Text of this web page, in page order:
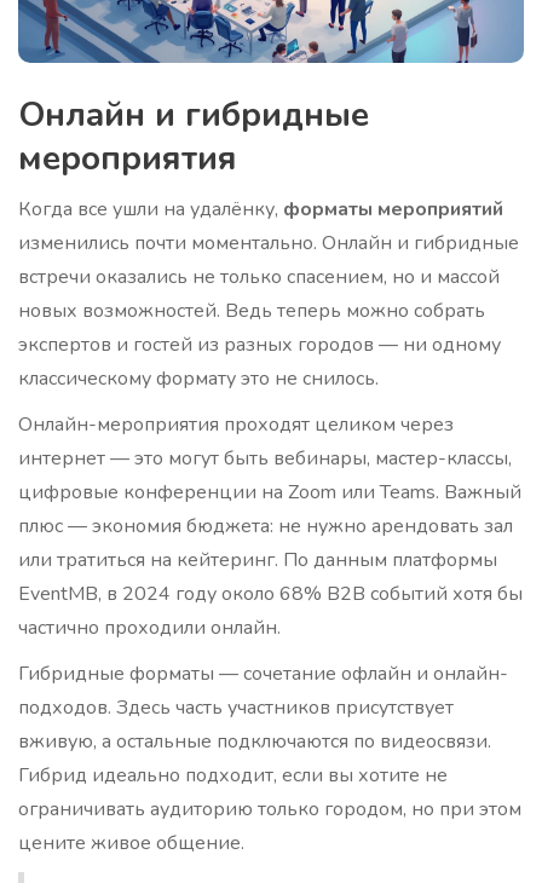
Онлайн и гибридные
мероприятия
Когда все ушли на удалёнку, форматы мероприятий
изменились почти моментально. Онлайн и гибридные
встречи оказались не только спасением, но и массой
новых возможностей. Ведь теперь можно собрать
экспертов и гостей из разных городов — ни одному
классическому формату это не снилось.
Онлайн-мероприятия проходят целиком через
интернет — это могут быть вебинары, мастер-классы,
цифровые конференции на Zoom или Teams. Важный
плюс — экономия бюджета: не нужно арендовать зал
или тратиться на кейтеринг. По данным платформы
EventMB, в 2024 году около 68% B2B событий хотя бы
частично проходили онлайн.
Гибридные форматы — сочетание офлайн и онлайн-
подходов. Здесь часть участников присутствует
вживую, а остальные подключаются по видеосвязи.
Гибрид идеально подходит, если вы хотите не
ограничивать аудиторию только городом, но при этом
цените живое общение.